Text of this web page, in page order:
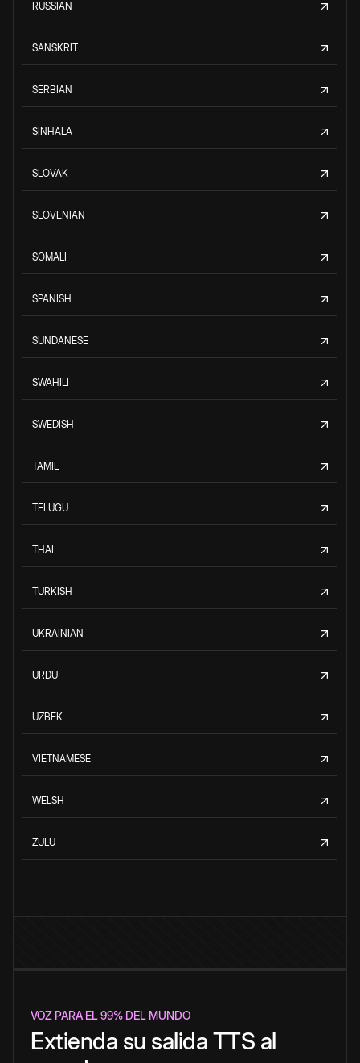
RUSSIAN
SANSKRIT
SERBIAN
SINHALA
SLOVAK
SLOVENIAN
SOMALI
SPANISH
SUNDANESE
SWAHILI
SWEDISH
TAMIL
TELUGU
THAI
TURKISH
UKRAINIAN
URDU
UZBEK
VIETNAMESE
WELSH
ZULU
VOZ PARA EL 99% DEL MUNDO
Extienda su salida TTS al